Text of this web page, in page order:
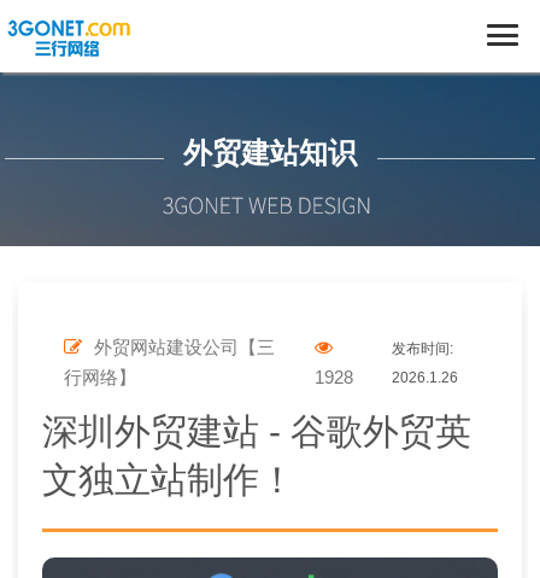
外贸建站知识
外贸网站建设公司【三
行网络】
1928
发布时间:
2026.1.26
深圳外贸建站 - 谷歌外贸英
文独立站制作！